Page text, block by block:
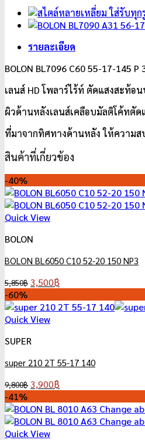
17-
145
3 รายละเอียด
BOLON BL7096 C60 55-17-145 P
เลนส์ HD โพลาร์ไร้ท์ ตัดแสงสะท้อ
ผิวด้านหลังเลนส์เคลือบมัลติโค้ทตั
ที่มาจากทิศทางด้านหลัง ให้ความส
สินค้าที่เกี่ยวข้อง
-40%
Quick View
BOLON
BOLON BL6050 C10 52-20 150 NP3
5,850฿ Original
was:
5,850฿.
3,500฿
is:
-60%
Quick View
SUPER
super 210 2T 55-17 140
9,800฿ Original
was:
9,800฿.
3,900฿
is:
3,900฿.
-41%
Quick View